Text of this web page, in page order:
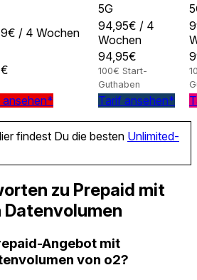
5G
/ 4 Wochen
94,95€ / 4
Wochen
94,95€
100€ Start-
Guthaben
ansehen* Tarif ansehen*
findest Du die besten Unlimited-
zu Prepaid mit
Angebot mit
von o2?